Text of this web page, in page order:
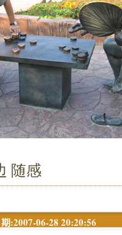
随感
:2007-06-28 20:20:56